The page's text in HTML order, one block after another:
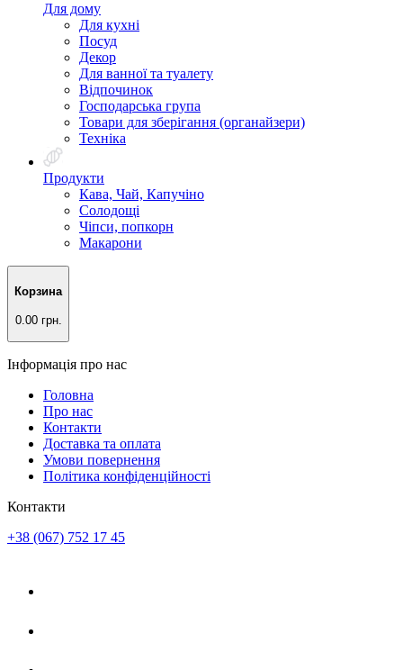
Для дому
Для кухні
Посуд
Декор
Для ванної та туалету
Відпочинок
Господарська група
Товари для зберігання (органайзери)
Техніка
Продукти
Кава, Чай, Капучіно
Солодощі
Чіпси, попкорн
Макарони
Корзина
0.00 грн.
Інформація про нас
Головна
Про нас
Контакти
Доставка та оплата
Умови повернення
Політика конфіденційності
Контакти
+38 (067) 752 17 45